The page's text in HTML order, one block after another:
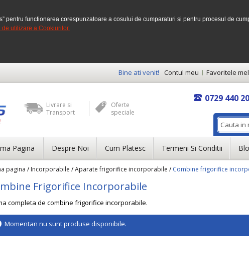
pentru functionarea corespunzatoare a cosului de cumparaturi si pentru procesul de
de utilizare a Cookiurilor.
Contul meu Favoritele
Bine ati venit!
Livrare si
Transport
Oferte
speciale
0729 440
Pagina Despre Noi Cum Platesc Termeni Si Conditii
pagina /Incorporabile /Aparate frigorifice incorporabile /Combine frigorifice
Frigorifice Incorporabile
completa de combine frigorifice incorporabile.
Momentan nu sunt produse disponibile.